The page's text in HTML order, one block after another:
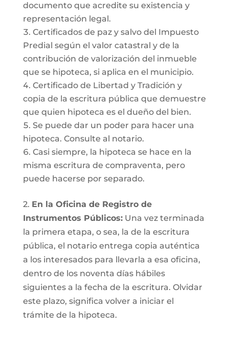
documento que acredite su existencia y
representación legal.
Certificados de paz y salvo del Impuesto
Predial según el valor catastral y de la
contribución de valorización del inmueble
que se hipoteca, si aplica en el municipio.
Certificado de Libertad y Tradición y
copia de la escritura pública que demuestre
que quien hipoteca es el dueño del bien.
Se puede dar un poder para hacer una
hipoteca. Consulte al notario.
Casi siempre, la hipoteca se hace en la
misma escritura de compraventa, pero
puede hacerse por separado.
2. En la Oficina de Registro de
Instrumentos Públicos:Una vez terminada
la primera etapa, o sea, la de la escritura
pública, el notario entrega copia auténtica
a los interesados para llevarla a esa oficina,
dentro de los noventa días hábiles
siguientes a la fecha de la escritura. Olvidar
este plazo, significa volver a iniciar el
trámite de la hipoteca.